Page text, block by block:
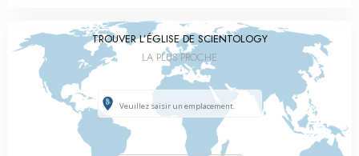
TROUVER L’ÉGLISE DE SCIENTOLOGY
LA PLUS PROCHE